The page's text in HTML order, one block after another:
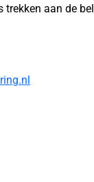
trekken aan de bel